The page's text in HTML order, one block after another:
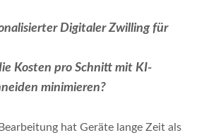
Digitaler Zwilling für
Kosten pro Schnitt mit KI-
minimieren?
hat Geräte lange Zeit als